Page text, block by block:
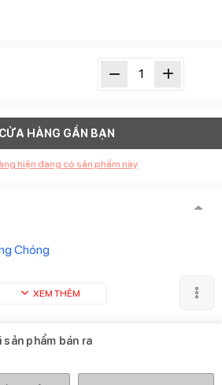
CỬA HÀNG GẦN BẠN
hiện đang có sản phẩm này
Chóng
XEM THÊM
sản phẩm bán ra